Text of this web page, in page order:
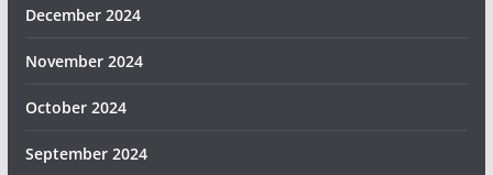
December 2024
November 2024
October 2024
September 2024